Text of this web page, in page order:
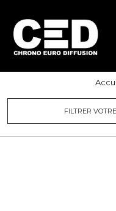
FILTRER